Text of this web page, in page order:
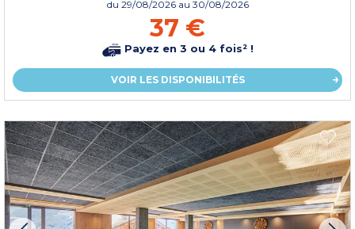
du 29/08/2026 au 30/08/2026
37 €
Payez en 3 ou 4 fois² !
VOIR LES DISPONIBILITÉS